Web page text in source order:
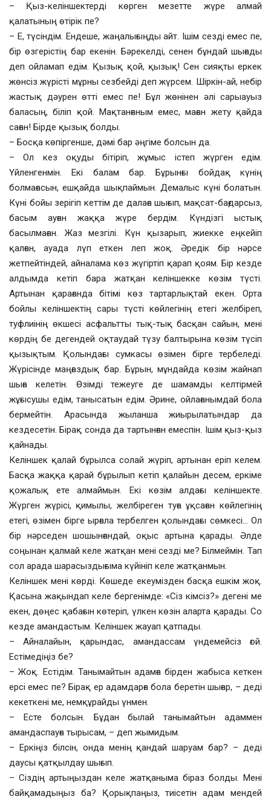
– Қыз-келіншектерді көрген мезетте жүре алмай
қалатының өтірік пе?
– Е, түсіндім. Ендеше, жаңалығыңды айт. Ішім сезді емес пе,
бір өзгерістің бар екенін. Бәрекелді, сенен бұндай шығады
деп ойламап едім. Қызық қой, қызық! Сен сияқты еркек
жөнсіз жүрісті мұрны сезбейді деп жүрсем. Шіркін-ай, небір
жастық дәурен өтті емес пе! Бұл жөнінен әлі сарыауыз
баласың, біліп қой. Мақтанғаным емес, маған жету қайда
саған! Бірде қызық болды.
– Босқа көпіргенше, дәмі бар әңгіме болсын да.
– Ол кез оқуды бітіріп, жұмыс істеп жүрген едім.
Үйленгенмін. Екі балам бар. Бұрынғы бойдақ күнің
болмағасын, ешқайда шықпаймын. Демалыс күні болатын.
Күні бойы зерігіп кеттім де далаға шығып, мақсат-бағдарсыз,
басым ауған жаққа жүре бердім. Күндізгі ыстық
басылмаған. Жаз мезгілі. Күн қызарып, жиекке еңкейіп
қалған, ауада лүп еткен леп жоқ. Әредік бір нәрсе
жетпейтіндей, айналама көз жүгіртіп қарап қоям. Бір кезде
алдымда кетіп бара жатқан келіншекке көзім түсті.
Артынан қарағанда бітімі көз тартарлықтай екен. Орта
бойлы келіншектің сары түсті көйлегінің етегі желбіреп,
туфлиінің өкшесі асфальтты тық-тық басқан сайын, мені
көрдің бе дегендей оқтаудай түзу балтырына көзім түсіп
қызықтым. Қолындағы сумкасы өзімен бірге тербеледі.
Жүрісінде маңғаздық бар. Бұрын, мұндайда көзім жайнап
шыға келетін. Өзімді тежеуге де шамамды келтірмей
жұғысушы едім, танысатын едім. Әрине, ойлағанымдай бола
бермейтін. Арасында жыланша жиырылатындар да
кездесетін. Бірақ сонда да тартынған емеспін. Ішім қыз-қыз
қайнады.
Келіншек қалай бұрылса солай жүріп, артынан еріп келем.
Басқа жаққа қарай бұрылып кетіп қалайын десем, еркіме
қожалық ете алмаймын. Екі көзім алдағы келіншекте.
Жүрген жүрісі, қимылы, желбіреген туға ұқсаған көйлегінің
етегі, өзімен бірге ырғала тербелген қолындағы сөмкесі… Ол
бір нәрседен шошынғандай, оқыс артына қарады. Әлде
соңынан қалмай келе жатқан мені сезді ме? Білмеймін. Тап
сол арада шарасыздығыма күйініп келе жатқанмын.
Келіншек мені көрді. Көшеде екеумізден басқа ешкім жоқ.
Қасына жақындап келе бергенімде: «Сіз кімсіз?» дегені ме
екен, дөңес қабағын көтеріп, үлкен көзін аларта қарады. Со
кезде амандастым. Келіншек жауап қатпады.
– Айналайын, қарындас, амандассам үндемейсіз ғой.
Естімедіңіз бе?
– Жоқ. Естідім. Танымайтын адамға бірден жабыса кеткен
ерсі емес пе? Бірақ ер адамдарға бола беретін шығар, – деді
кекеткені ме, немқұрайды үнмен.
– Есте болсын. Бұдан былай танымайтын адаммен
амандаспауға тырысам, – деп жымидым.
– Еркіңіз білсін, онда менің қандай шаруам бар? – деді
даусы қатқылдау шығып.
– Сіздің артыңыздан келе жатқаныма біраз болды. Мені
байқамадыңыз ба? Қорықпаңыз, тиісетін адам мендей